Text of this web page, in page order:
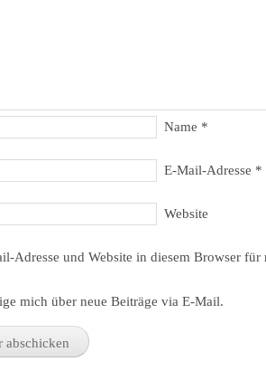
Name *
E-Mail-Adresse *
Website
Adresse und Website in diesem Browser
mich über neue Beiträge via E-Mail.